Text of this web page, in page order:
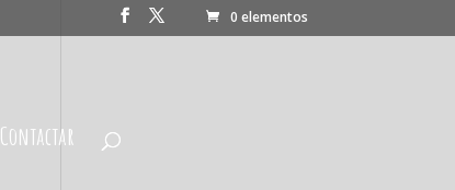
0 elementos
Contactar